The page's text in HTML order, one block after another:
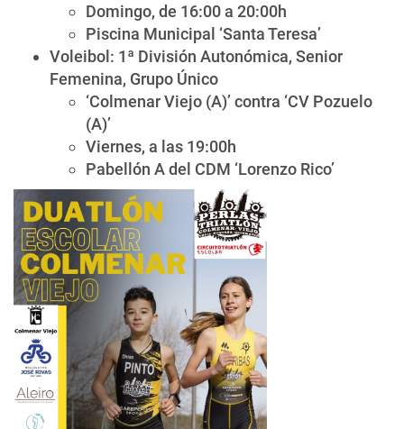
Domingo, de 16:00 a 20:00h
Piscina Municipal ‘Santa Teresa’
Voleibol: 1ª División Autonómica, Senior
Femenina, Grupo Único
‘Colmenar Viejo (A)’ contra ‘CV Pozuelo
(A)’
Viernes, a las 19:00h
Pabellón A del CDM ‘Lorenzo Rico’